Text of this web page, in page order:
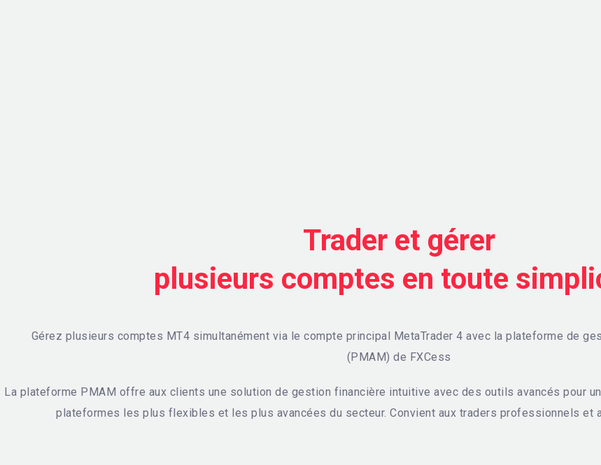
Trader et gérer
plusieurs comptes en toute
Gérez plusieurs comptes MT4 simultanément via le compte principal MetaTrader 4 avec la plateforme de
(PMAM) de FXCess
La plateforme PMAM offre aux clients une solution de gestion financière intuitive avec des outils avancés pour
plateformes les plus flexibles et les plus avancées du secteur. Convient aux traders professionnels et